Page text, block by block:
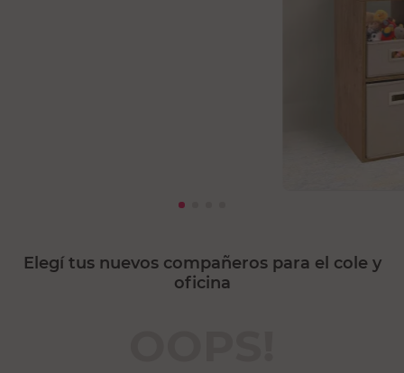
Elegí tus nuevos compañeros para el cole y
oficina